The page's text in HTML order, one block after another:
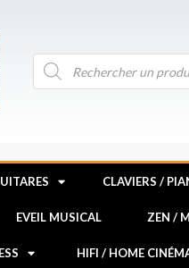
Recherche
de
produits
CLAVIERS /
EVEIL MUSICAL ZEN /
HIFI / HOME